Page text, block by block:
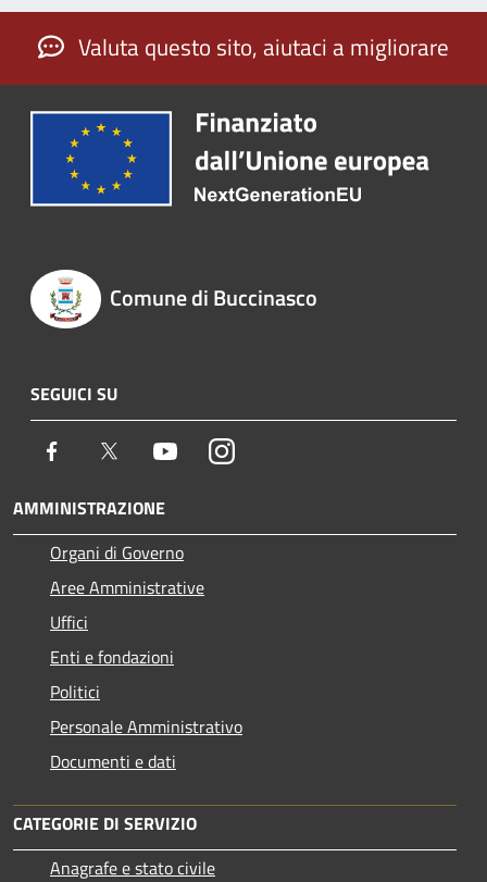
Valuta questo sito, aiutaci a migliorare
Comune di Buccinasco
SEGUICI SU
Facebook Twitter YoutubeInstagram
AMMINISTRAZIONE
Organi di Governo
Aree Amministrative
Uffici
Enti e fondazioni
Politici
Personale Amministrativo
Documenti e dati
CATEGORIE DI SERVIZIO
Anagrafe e stato civile